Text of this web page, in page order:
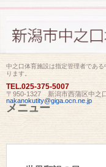
中之口体育施設は指定管理者であ
ります。
TEL.025-375-5007
〒950-1327 新潟市西蒲区中之
nakanokutity@giga.ocn.ne.jp
メニュー